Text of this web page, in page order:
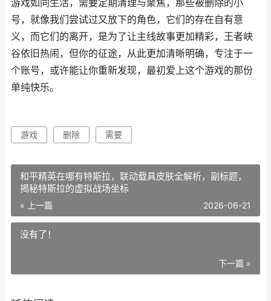
游戏如同生活，需要定期清理与聚焦，那些被删除的小
号，就像我们尝试过又放下的角色，它们的存在自有意
义，而它们的离开，是为了让主线故事更加精彩，王者峡
谷依旧热闹，但你的征途，从此更加清晰明确，专注于一
个账号，或许能让你重新发现，最初爱上这个游戏的那份
单纯快乐。
游戏 删除 需要
和平精英在哪有特斯拉，联动载具皮肤全解析，副标题，
揭秘特斯拉的虚拟战场坐标
« 上一篇 2026-06-21
没有了！
下一篇 »